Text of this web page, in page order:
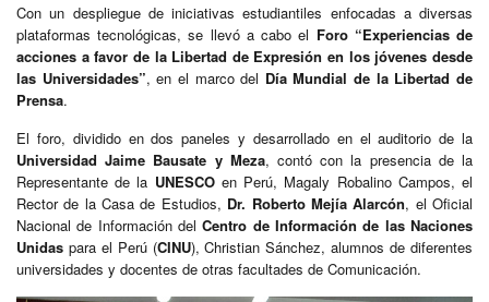
Con un despliegue de iniciativas estudiantiles enfocadas a diversas
plataformas tecnológicas, se llevó a cabo el Foro “Experiencias de
acciones a favor de la Libertad de Expresión en los jóvenes desde
las Universidades”, en el marco del Día Mundial de la Libertad de
Prensa.
El foro, dividido en dos paneles y desarrollado en el auditorio de la
Universidad Jaime Bausate y Meza, contó con la presencia de la
Representante de la UNESCOen Perú, Magaly Robalino Campos, el
Rector de la Casa de Estudios, Dr. Roberto Mejía Alarcón, el Oficial
Nacional de Información delCentro de Información de las Naciones
Unidas para el Perú (CINU), Christian Sánchez, alumnos de diferentes
universidades y docentes de otras facultades de Comunicación.